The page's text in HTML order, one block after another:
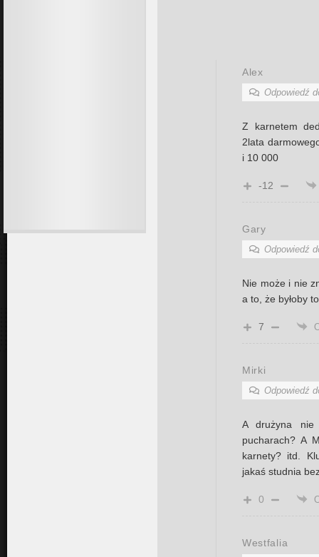
Alex
Odpowiedź
Z karnetem
2lata
i 10 000
-12
Gary
Odpowiedź
Nie może i nie
a to, że byłoby
7
Mirki
Odpowiedź
A drużyna nie
pucharach? A
karnety? itd.
jakaś studnia
0
Westfalia